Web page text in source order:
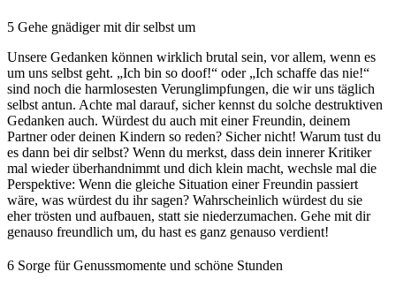
5 Gehe gnädiger mit dir selbst um
Unsere Gedanken können wirklich brutal sein, vor allem, wenn es
um uns selbst geht. „Ich bin so doof!“ oder „Ich schaffe das nie!“
sind noch die harmlosesten Verunglimpfungen, die wir uns täglich
selbst antun. Achte mal darauf, sicher kennst du solche destruktiven
Gedanken auch. Würdest du auch mit einer Freundin, deinem
Partner oder deinen Kindern so reden? Sicher nicht! Warum tust du
es dann bei dir selbst? Wenn du merkst, dass dein innerer Kritiker
mal wieder überhandnimmt und dich klein macht, wechsle mal die
Perspektive: Wenn die gleiche Situation einer Freundin passiert
wäre, was würdest du ihr sagen? Wahrscheinlich würdest du sie
eher trösten und aufbauen, statt sie niederzumachen. Gehe mit dir
genauso freundlich um, du hast es ganz genauso verdient!
6 Sorge für Genussmomente und schöne Stunden